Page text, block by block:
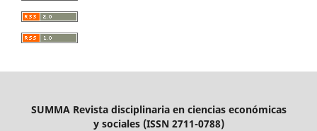
SUMMA Revista disciplinaria en ciencias económicas
y sociales (ISSN 2711-0788)